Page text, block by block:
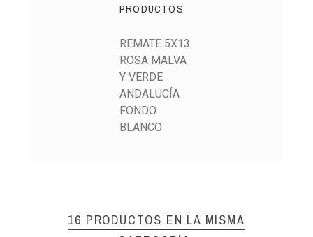
PRODUCTOS
REMATE 5X13
ROSA MALVA
Y VERDE
ANDALUCÍA
FONDO
BLANCO
16 PRODUCTOS EN LA MISMA